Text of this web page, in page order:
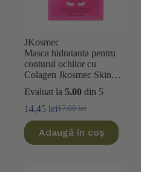
JKosmec
Masca hidratanta pentru
conturul ochilor cu
Colagen Jkosmec Skin
Zone Mask 90ml
Evaluat la 5.00 din 5
17,00lei
Prețul
inițial
a
fost:
14,45 leiPrețul
curent
este:
14,45 lei.
Adaugă în coș